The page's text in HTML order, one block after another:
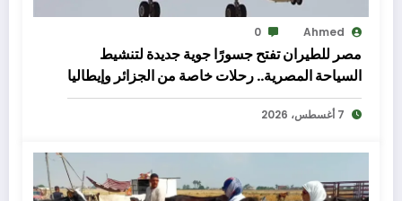
Ahmed
0
مصر للطيران تفتح جسورًا جوية جديدة لتنشيط
السياحة المصرية.. رحلات خاصة من الجزائر وإيطاليا
إلى شرم الشيخ والغردقة
7 أغسطس، 2026